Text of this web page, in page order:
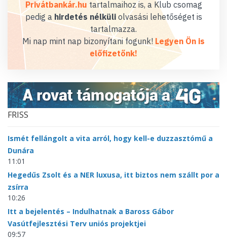
Privátbankár.hu tartalmaihoz is, a Klub csomag
pedig a hirdetés nélküliolvasási lehetőséget is
tartalmazza.
Mi nap mint nap bizonyítani fogunk! Legyen Ön is
előfizetőnk!
FRISS
Ismét fellángolt a vita arról, hogy kell-e duzzasztómű a
Dunára
11:01
Hegedűs Zsolt és a NER luxusa, itt biztos nem szállt por a
zsírra
10:26
Itt a bejelentés – Indulhatnak a Baross Gábor
Vasútfejlesztési Terv uniós projektjei
09:57